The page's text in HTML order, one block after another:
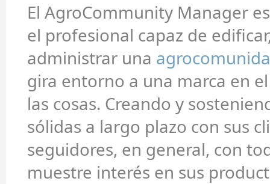
El AgroCommunity Manager es
el profesional capaz de
administrar una
gira entorno a una marca en
las cosas. Creando y
sólidas a largo plazo con sus
seguidores, en general, con
muestre interés en sus